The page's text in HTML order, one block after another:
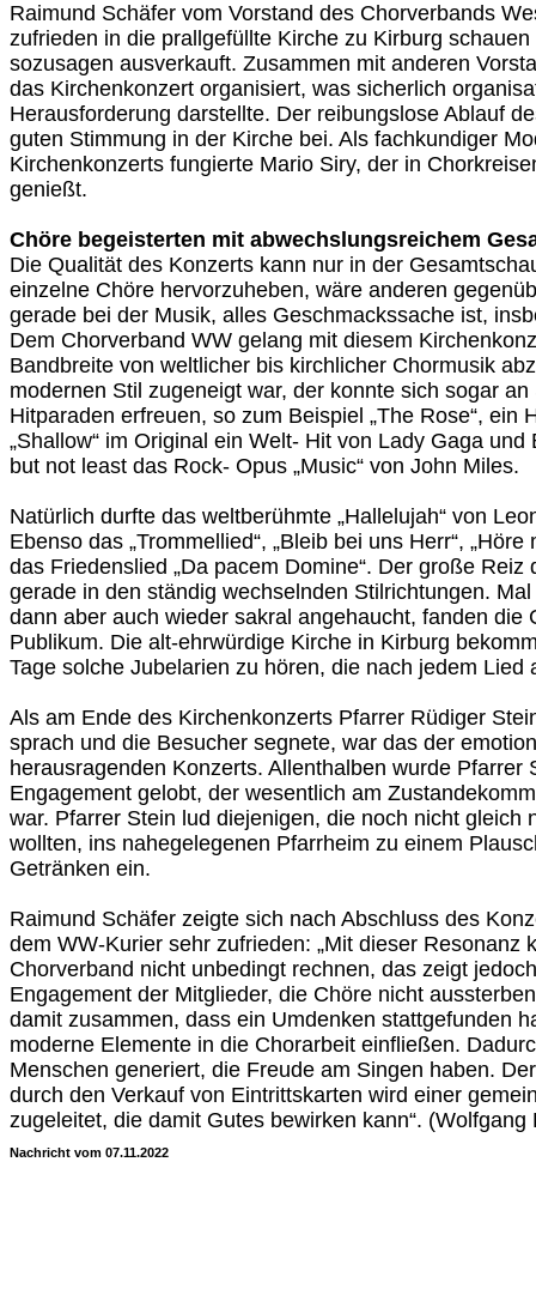
Raimund Schäfer vom Vorstand des Chorverbands
zufrieden in die prallgefüllte Kirche zu Kirburg
sozusagen ausverkauft. Zusammen mit anderen
das Kirchenkonzert organisiert, was sicherlich
Herausforderung darstellte. Der reibungslose Ablauf
guten Stimmung in der Kirche bei. Als fachkundiger
Kirchenkonzerts fungierte Mario Siry, der in
genießt.
Chöre begeisterten mit abwechslungsreichem
Die Qualität des Konzerts kann nur in der
einzelne Chöre hervorzuheben, wäre anderen
gerade bei der Musik, alles Geschmackssache ist,
Dem Chorverband WW gelang mit diesem
Bandbreite von weltlicher bis kirchlicher Chormusik
modernen Stil zugeneigt war, der konnte sich sogar
Hitparaden erfreuen, so zum Beispiel „The Rose“, ein
„Shallow“ im Original ein Welt- Hit von Lady Gaga
but not least das Rock- Opus „Music“ von John Miles.
Natürlich durfte das weltberühmte „Hallelujah“ von
Ebenso das „Trommellied“, „Bleib bei uns Herr“, „Höre
das Friedenslied „Da pacem Domine“. Der große
gerade in den ständig wechselnden Stilrichtungen.
dann aber auch wieder sakral angehaucht, fanden die
Publikum. Die alt-ehrwürdige Kirche in Kirburg
Tage solche Jubelarien zu hören, die nach jedem Lied
Als am Ende des Kirchenkonzerts Pfarrer Rüdiger
sprach und die Besucher segnete, war das der
herausragenden Konzerts. Allenthalben wurde Pfarrer
Engagement gelobt, der wesentlich am
war. Pfarrer Stein lud diejenigen, die noch nicht gleich
wollten, ins nahegelegenen Pfarrheim zu einem
Getränken ein.
Raimund Schäfer zeigte sich nach Abschluss des
dem WW-Kurier sehr zufrieden: „Mit dieser Resonanz
Chorverband nicht unbedingt rechnen, das zeigt
Engagement der Mitglieder, die Chöre nicht
damit zusammen, dass ein Umdenken stattgefunden
moderne Elemente in die Chorarbeit einfließen.
Menschen generiert, die Freude am Singen haben.
durch den Verkauf von Eintrittskarten wird einer
zugeleitet, die damit Gutes bewirken kann“. (Wolfgang
Nachricht vom 07.11.2022